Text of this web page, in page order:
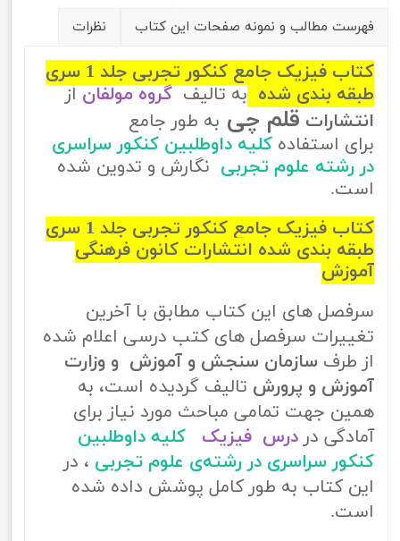
فهرست مطالب و نمونه صفحات این کتاب
نظرات
کتاب فیزیک جامع کنکور تجربی جلد 1 سری
طبقه بندی شده به تالیف گروه مولفان از
انتشارات قلم چی به طور جامع
برای استفاده کلیه داوطلبین کنکور سراسری
در رشته علوم تجربی نگارش و تدوین شده
است.
کتاب فیزیک جامع کنکور تجربی جلد 1 سری
طبقه بندی شده انتشارات کانون فرهنگی
آموزش
سرفصل های این کتاب مطابق با آخرین
تغییرات سرفصل های کتب درسی اعلام شده
از طرف سازمان سنجش و آموزش و وزارت
آموزش و پرورش تالیف گردیده است، به
همین جهت تمامی مباحث مورد نیاز برای
آمادگی در درس فیزیک
کلیه داوطلبین
کنکور سراسری در رشته‌ی علوم تجربی ، در
این کتاب به طور کامل پوشش داده شده
است.